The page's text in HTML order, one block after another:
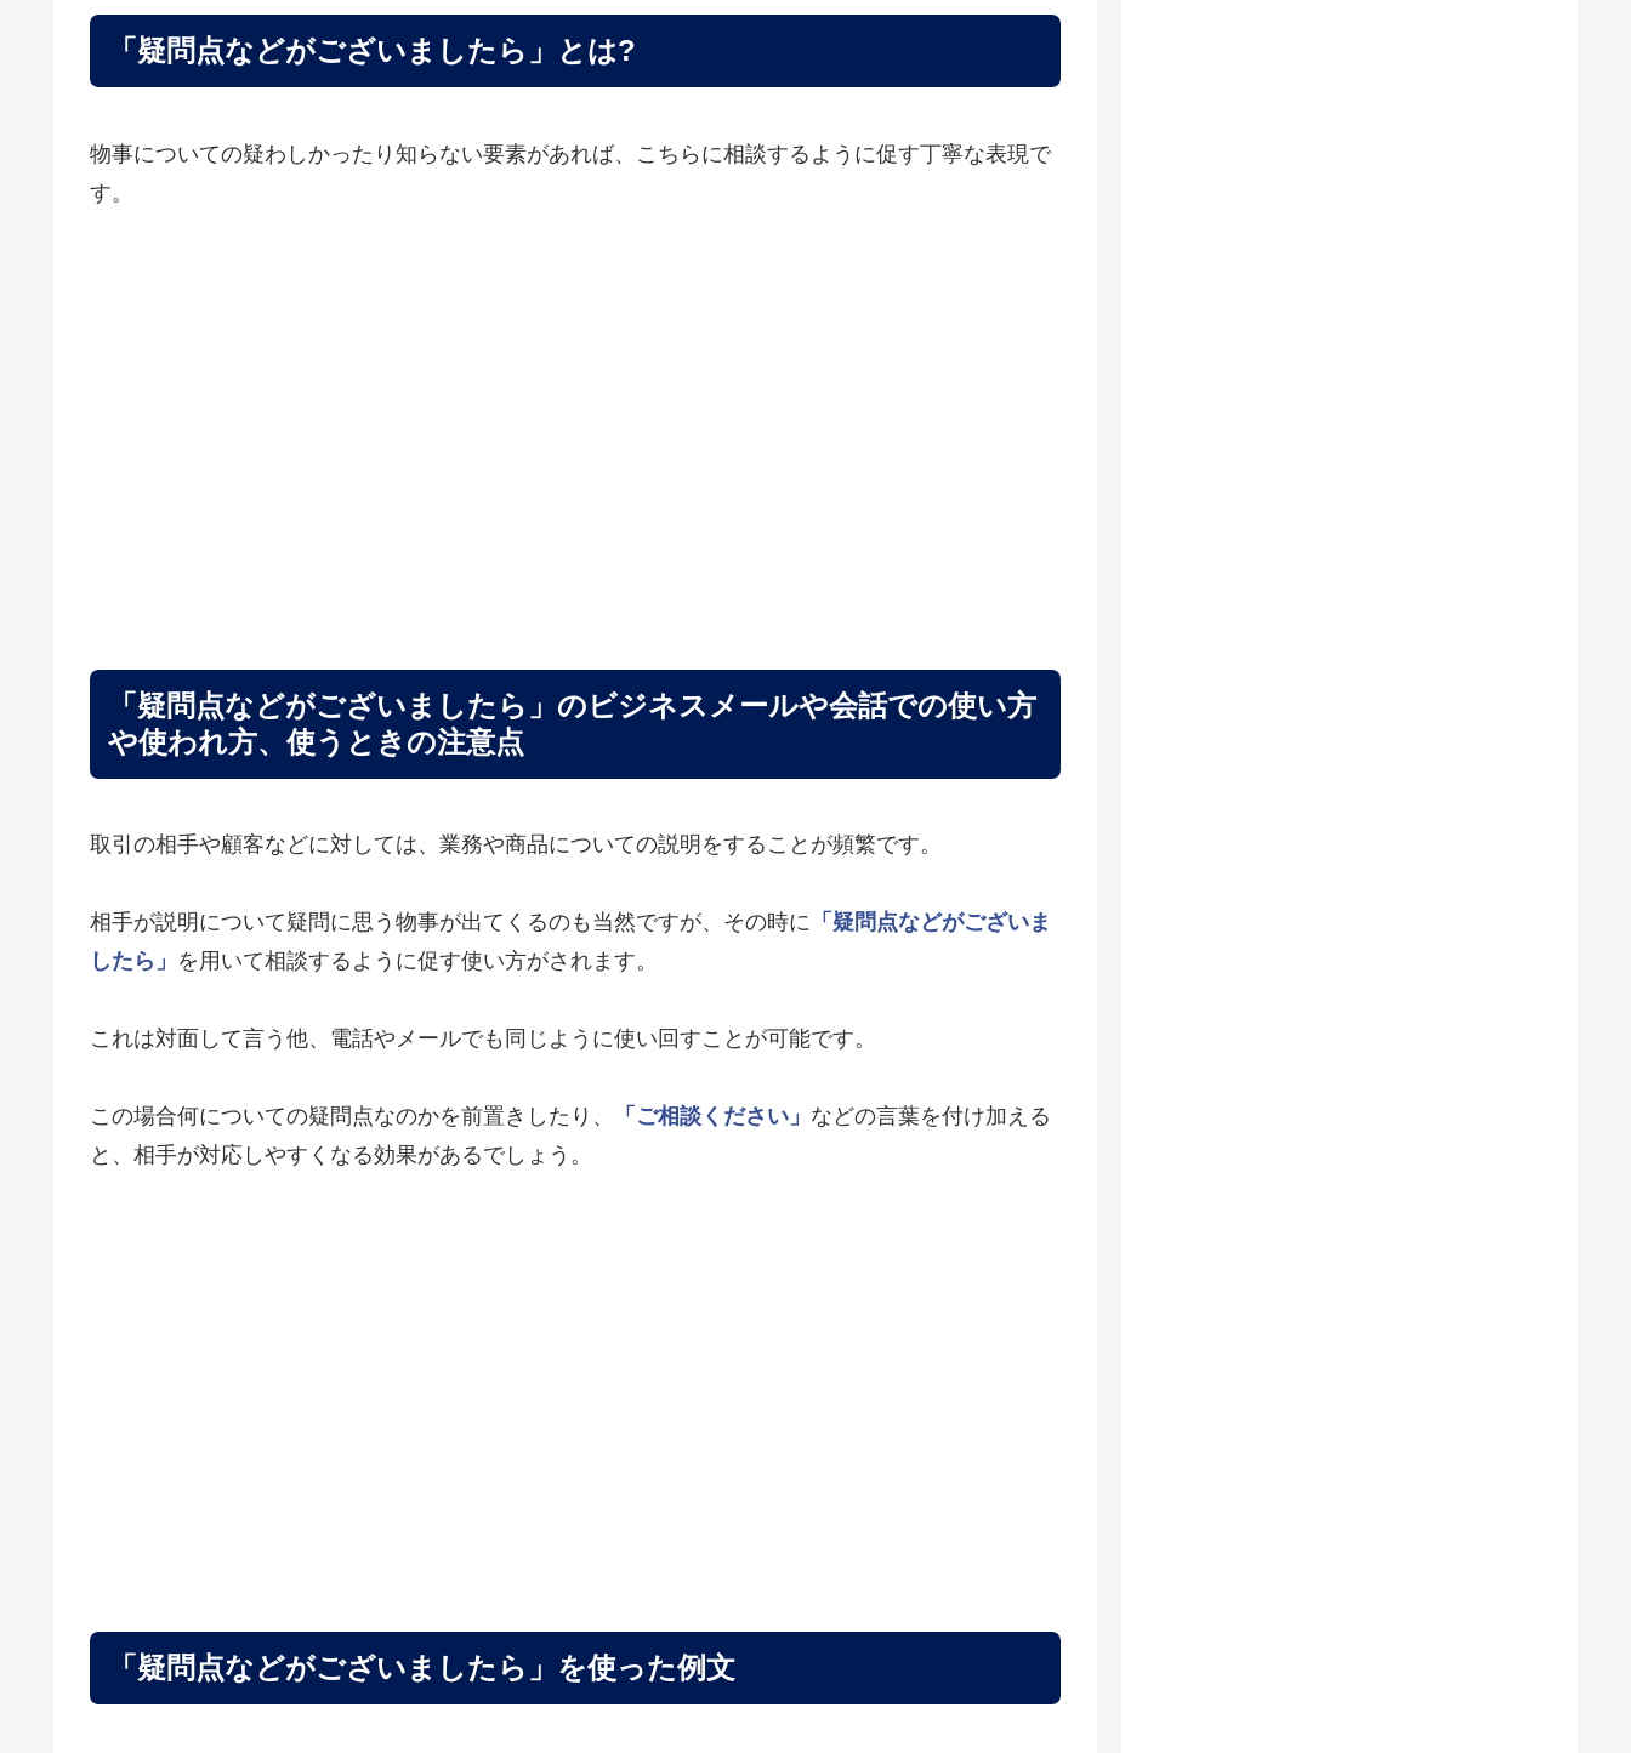
「疑問点などがございましたら」とは?
物事についての疑わしかったり知らない要素があれば、こちらに相談するように促す丁寧な表現で
す。
「疑問点などがございましたら」のビジネスメールや会話での使い方
や使われ方、使うときの注意点
取引の相手や顧客などに対しては、業務や商品についての説明をすることが頻繁です。
相手が説明について疑問に思う物事が出てくるのも当然ですが、その時に 「疑問点などがございま
したら」 を用いて相談するように促す使い方がされます。
これは対面して言う他、電話やメールでも同じように使い回すことが可能です。
この場合何についての疑問点なのかを前置きしたり、 「ご相談ください」 などの言葉を付け加える
と、相手が対応しやすくなる効果があるでしょう。
「疑問点などがございましたら」を使った例文